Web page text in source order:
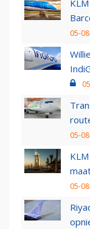
05-
05-
05-